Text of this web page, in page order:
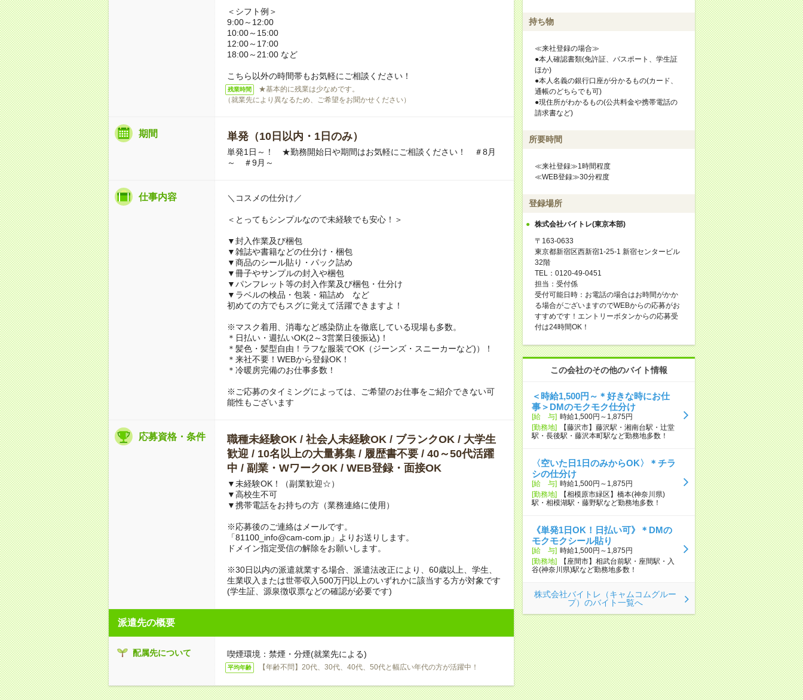
＜シフト例＞
9:00～12:00
10:00～15:00
12:00～17:00
18:00～21:00 など
こちら以外の時間帯もお気軽にご相談ください！
残業時間
★基本的に残業は少なめです。
（就業先により異なるため、ご希望をお聞かせください）
期間 単発（10日以内・1日のみ）
単発1日～！ ★勤務開始日や期間はお気軽にご相談ください！ ＃8月
～ ＃9月～
仕事内容 ＼コスメの仕分け／
＜とってもシンプルなので未経験でも安心！＞
▼封入作業及び梱包
▼雑誌や書籍などの仕分け・梱包
▼商品のシール貼り・パック詰め
▼冊子やサンプルの封入や梱包
▼パンフレット等の封入作業及び梱包・仕分け
▼ラベルの検品・包装・箱詰め など
初めての方でもスグに覚えて活躍できますよ！
※マスク着用、消毒など感染防止を徹底している現場も多数。
＊日払い・週払いOK(2～3営業日後振込)！
＊髪色・髪型自由！ラフな服装でOK（ジーンズ・スニーカーなど)）！
＊来社不要！WEBから登録OK！
＊冷暖房完備のお仕事多数！
※ご応募のタイミングによっては、ご希望のお仕事をご紹介できない可
能性もございます
応募資格・条件
職種未経験OK / 社会人未経験OK / ブランクOK / 大学生
歓迎 / 10名以上の大量募集 / 履歴書不要 / 40～50代活躍
中 / 副業・WワークOK / WEB登録・面接OK
▼未経験OK！（副業歓迎☆）
▼高校生不可
▼携帯電話をお持ちの方（業務連絡に使用）
※応募後のご連絡はメールです。
「81100_info@cam-com.jp」よりお送りします。
ドメイン指定受信の解除をお願いします。
※30日以内の派遣就業する場合、派遣法改正により、60歳以上、学生、
生業収入または世帯収入500万円以上のいずれかに該当する方が対象です
(学生証、源泉徴収票などの確認が必要です)
派遣先の概要
配属先について 喫煙環境：禁煙・分煙(就業先による)
平均年齢 【年齢不問】20代、30代、40代、50代と幅広い年代の方が活躍中！
持ち物
≪来社登録の場合≫
●本人確認書類(免許証、パスポート、学生証
ほか)
●本人名義の銀行口座が分かるもの(カード、
通帳のどちらでも可)
●現住所がわかるもの(公共料金や携帯電話の
請求書など)
所要時間
≪来社登録≫1時間程度
≪WEB登録≫30分程度
登録場所
株式会社バイトレ(東京本部)
〒163-0633
東京都新宿区西新宿1-25-1 新宿センタービル
32階
TEL：0120-49-0451
担当：受付係
受付可能日時：お電話の場合はお時間がかか
る場合がございますのでWEBからの応募がお
すすめです！エントリーボタンからの応募受
付は24時間OK！
この会社のその他のバイト情報
＜時給1,500円～＊好きな時にお仕
事＞DMのモクモク仕分け
[給 与] 時給1,500円～1,875円
[勤務地]
【藤沢市】藤沢駅・湘南台駅・辻堂
駅・長後駅・藤沢本町駅など勤務地多数！
〈空いた日1日のみからOK〉＊チラ
シの仕分け
[給 与] 時給1,500円～1,875円
[勤務地]
【相模原市緑区】橋本(神奈川県)
駅・相模湖駅・藤野駅など勤務地多数！
《単発1日OK！日払い可》＊DMの
モクモクシール貼り
[給 与] 時給1,500円～1,875円
[勤務地]
【座間市】相武台前駅・座間駅・入
谷(神奈川県)駅など勤務地多数！
株式会社バイトレ（キャムコムグルー
プ）のバイト一覧へ